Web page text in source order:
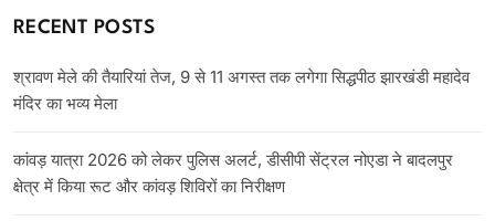
RECENT POSTS
श्रावण मेले की तैयारियां तेज, 9 से 11 अगस्त तक लगेगा सिद्धपीठ झारखंडी महादेव
मंदिर का भव्य मेला
कांवड़ यात्रा 2026 को लेकर पुलिस अलर्ट, डीसीपी सेंट्रल नोएडा ने बादलपुर
क्षेत्र में किया रूट और कांवड़ शिविरों का निरीक्षण